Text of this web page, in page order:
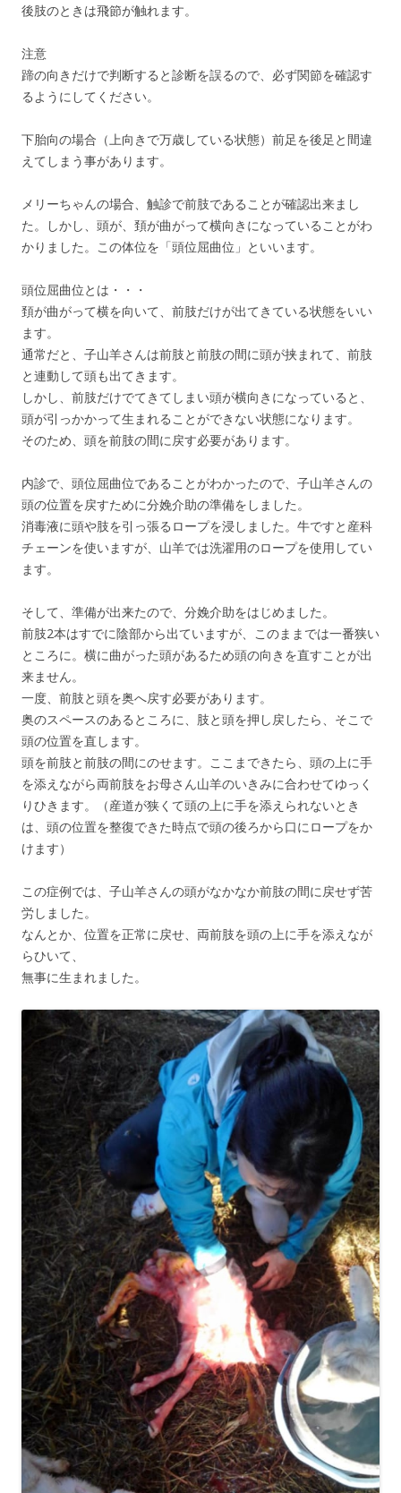
後肢のときは飛節が触れます。
注意
蹄の向きだけで判断すると診断を誤るので、必ず関節を確認す
るようにしてください。
下胎向の場合（上向きで万歳している状態）前足を後足と間違
えてしまう事があります。
メリーちゃんの場合、触診で前肢であることが確認出来まし
た。しかし、頭が、頚が曲がって横向きになっていることがわ
かりました。この体位を「頭位屈曲位」といいます。
頭位屈曲位とは・・・
頚が曲がって横を向いて、前肢だけが出てきている状態をいい
ます。
通常だと、子山羊さんは前肢と前肢の間に頭が挟まれて、前肢
と連動して頭も出てきます。
しかし、前肢だけでてきてしまい頭が横向きになっていると、
頭が引っかかって生まれることができない状態になります。
そのため、頭を前肢の間に戻す必要があります。
内診で、頭位屈曲位であることがわかったので、子山羊さんの
頭の位置を戻すために分娩介助の準備をしました。
消毒液に頭や肢を引っ張るロープを浸しました。牛ですと産科
チェーンを使いますが、山羊では洗濯用のロープを使用してい
ます。
そして、準備が出来たので、分娩介助をはじめました。
前肢2本はすでに陰部から出ていますが、このままでは一番狭い
ところに。横に曲がった頭があるため頭の向きを直すことが出
来ません。
一度、前肢と頭を奥へ戻す必要があります。
奥のスペースのあるところに、肢と頭を押し戻したら、そこで
頭の位置を直します。
頭を前肢と前肢の間にのせます。ここまできたら、頭の上に手
を添えながら両前肢をお母さん山羊のいきみに合わせてゆっく
りひきます。（産道が狭くて頭の上に手を添えられないとき
は、頭の位置を整復できた時点で頭の後ろから口にロープをか
けます）
この症例では、子山羊さんの頭がなかなか前肢の間に戻せず苦
労しました。
なんとか、位置を正常に戻せ、両前肢を頭の上に手を添えなが
らひいて、
無事に生まれました。